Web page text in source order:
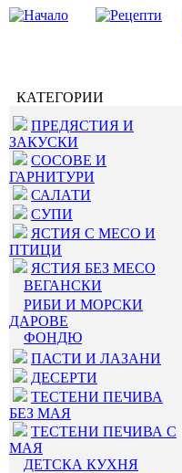
КАТЕГОРИИ
ПРЕДЯСТИЯ И
ЗАКУСКИ
СОСОВЕ И
ГАРНИТУРИ
САЛАТИ
СУПИ
ЯСТИЯ С МЕСО И
ПТИЦИ
ЯСТИЯ БЕЗ МЕСО
ВЕГАНСКИ
РИБИ И МОРСКИ
ДАРОВЕ
ФОНДЮ
ПАСТИ И ЛАЗАНИ
ДЕСЕРТИ
ТЕСТЕНИ ПЕЧИВА
БЕЗ МАЯ
ТЕСТЕНИ ПЕЧИВА С
МАЯ
ДЕТСКА КУХНЯ